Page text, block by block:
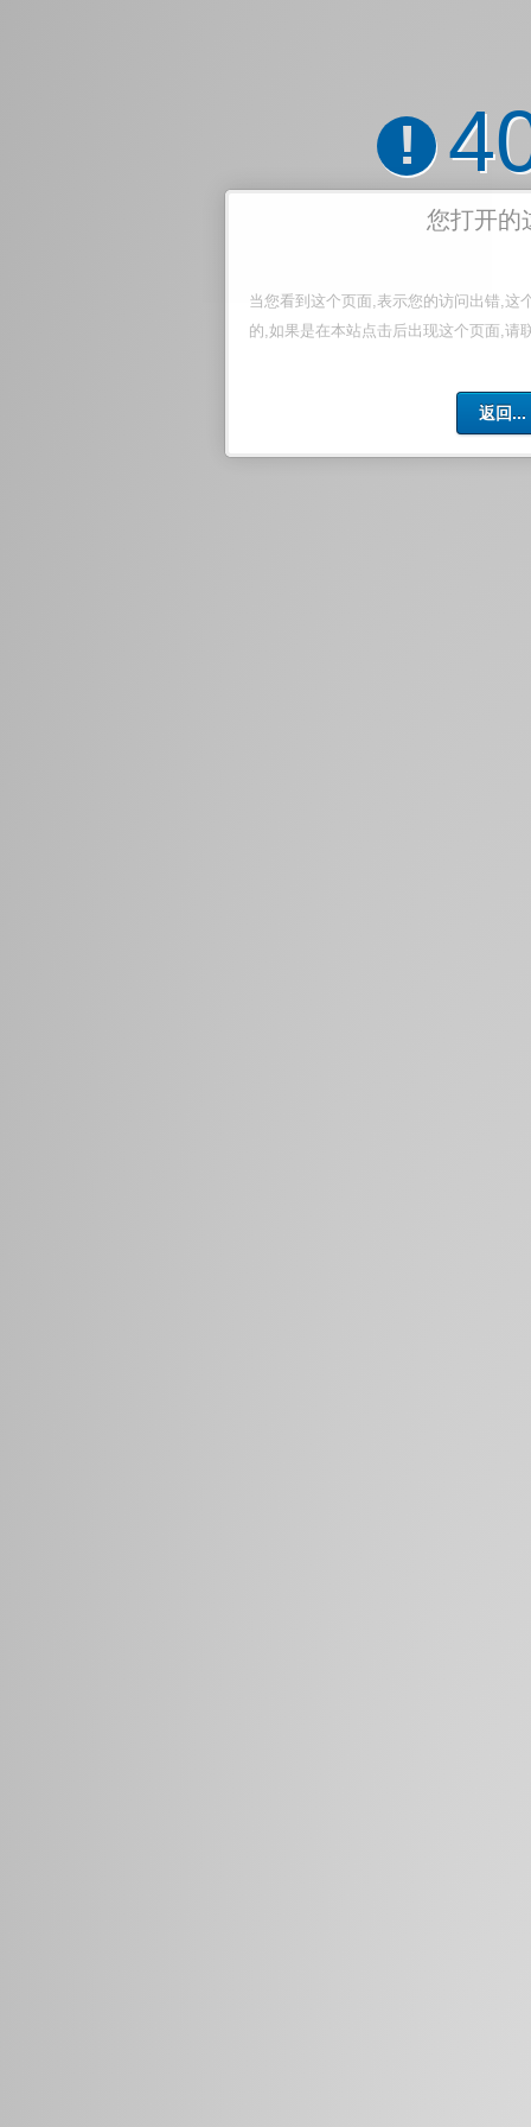
!
您打开的
当您看到这个页面,表示您的访问出错,这
的,如果是在本站点击后出现这个页面,请
返回...